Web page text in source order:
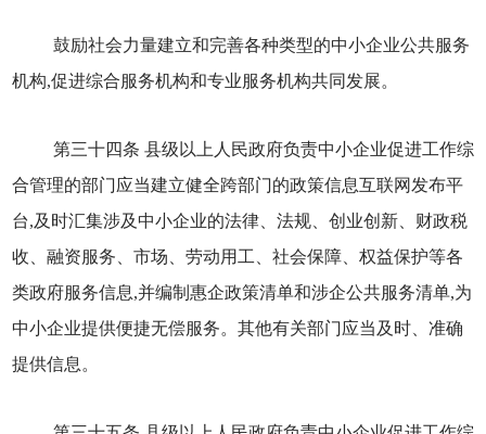
鼓励社会力量建立和完善各种类型的中小企业公共服务
机构,促进综合服务机构和专业服务机构共同发展。
第三十四条 县级以上人民政府负责中小企业促进工作综
合管理的部门应当建立健全跨部门的政策信息互联网发布平
台,及时汇集涉及中小企业的法律、法规、创业创新、财政税
收、融资服务、市场、劳动用工、社会保障、权益保护等各
类政府服务信息,并编制惠企政策清单和涉企公共服务清单,为
中小企业提供便捷无偿服务。其他有关部门应当及时、准确
提供信息。